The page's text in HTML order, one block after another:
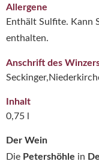
Der Wein
Die Petershöhle in
Allergene
Enthält Sulfite. Kann
enthalten.
Anschrift des
Inhalt
0,75 l